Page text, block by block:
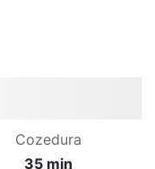
Cozedura
35 min